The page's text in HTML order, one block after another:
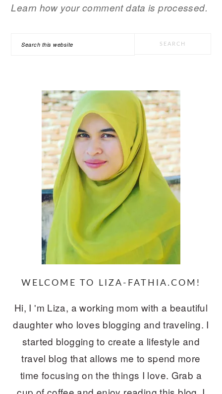
Learn how your comment data is processed.
Search
WELCOME TO LIZA-FATHIA.COM!
Hi, I 'm Liza, a working mom with a beautiful
daughter who loves blogging and traveling. I
started blogging to create a lifestyle and
travel blog that allows me to spend more
time focusing on the things I love. Grab a